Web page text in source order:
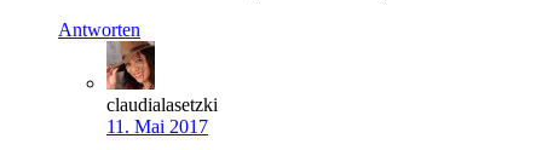
Antworten
claudialasetzki
11. Mai 2017